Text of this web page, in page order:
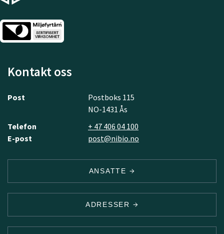
Kontakt oss
Post
Postboks 115
NO-1431 Ås
Telefon
+ 47 406 04 100
E-post
post@nibio.no
ANSATTE
ADRESSER